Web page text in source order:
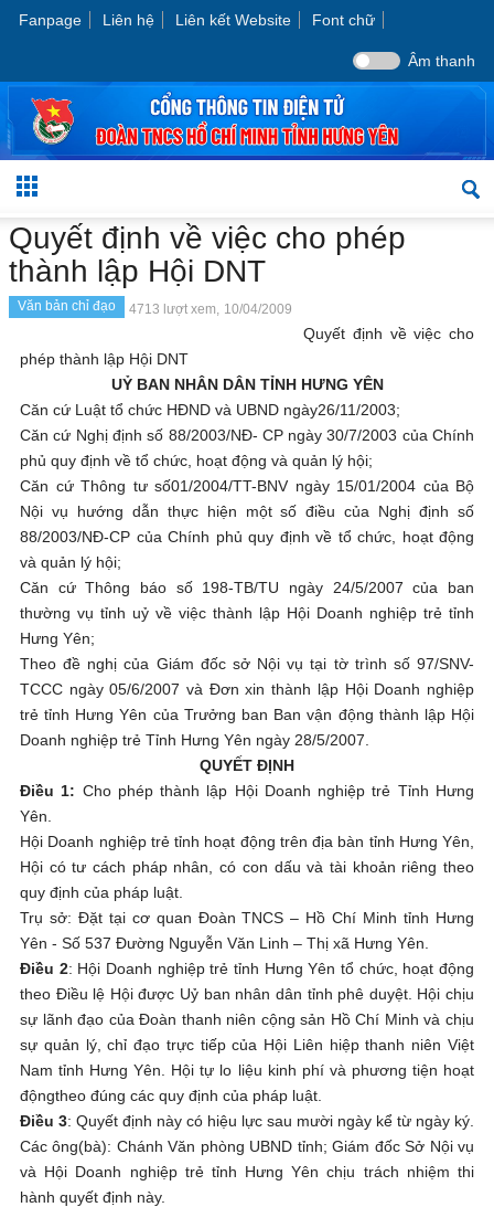
Fanpage Liên hệ Liên kết Website Font chữ
Âm thanh
Quyết định về việc cho phép
thành lập Hội DNT
Văn bản chỉ đạo 4713 lượt xem, 10/04/2009
Quyết định về việc cho
phép thành lập Hội DNT
UỶ BAN NHÂN DÂN TỈNH HƯNG YÊN
Căn cứ Luật tổ chức HĐND và UBND ngày26/11/2003;
Căn cứ Nghị định số 88/2003/NĐ- CP ngày 30/7/2003 của Chính
phủ quy định về tổ chức, hoạt động và quản lý hội;
Căn cứ Thông tư số01/2004/TT-BNV ngày 15/01/2004 của Bộ
Nội vụ hướng dẫn thực hiện một số điều của Nghị định số
88/2003/NĐ-CP của Chính phủ quy định về tổ chức, hoạt động
và quản lý hội;
Căn cứ Thông báo số 198-TB/TU ngày 24/5/2007 của ban
thường vụ tỉnh uỷ về việc thành lập Hội Doanh nghiệp trẻ tỉnh
Hưng Yên;
Theo đề nghị của Giám đốc sở Nội vụ tại tờ trình số 97/SNV-
TCCC ngày 05/6/2007 và Đơn xin thành lập Hội Doanh nghiệp
trẻ tỉnh Hưng Yên của Trưởng ban Ban vận động thành lập Hội
Doanh nghiệp trẻ Tỉnh Hưng Yên ngày 28/5/2007.
QUYẾT ĐỊNH
Điều 1: Cho phép thành lập Hội Doanh nghiệp trẻ Tỉnh Hưng
Yên.
Hội Doanh nghiệp trẻ tỉnh hoạt động trên địa bàn tỉnh Hưng Yên,
Hội có tư cách pháp nhân, có con dấu và tài khoản riêng theo
quy định của pháp luật.
Trụ sở: Đặt tại cơ quan Đoàn TNCS – Hồ Chí Minh tỉnh Hưng
Yên - Số 537 Đường Nguyễn Văn Linh – Thị xã Hưng Yên.
Điều 2: Hội Doanh nghiệp trẻ tỉnh Hưng Yên tổ chức, hoạt động
theo Điều lệ Hội được Uỷ ban nhân dân tỉnh phê duyệt. Hội chịu
sự lãnh đạo của Đoàn thanh niên cộng sản Hồ Chí Minh và chịu
sự quản lý, chỉ đạo trực tiếp của Hội Liên hiệp thanh niên Việt
Nam tỉnh Hưng Yên. Hội tự lo liệu kinh phí và phương tiện hoạt
độngtheo đúng các quy định của pháp luật.
Điều 3: Quyết định này có hiệu lực sau mười ngày kể từ ngày ký.
Các ông(bà): Chánh Văn phòng UBND tỉnh; Giám đốc Sở Nội vụ
và Hội Doanh nghiệp trẻ tỉnh Hưng Yên chịu trách nhiệm thi
hành quyết định này.